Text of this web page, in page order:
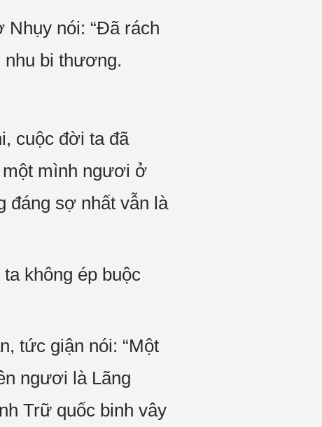
Nhụy nói: “Đã rách
nhu bi thương.
cuộc đời ta đã
mình ngươi ở
đáng sợ nhất vẫn là
không ép buộc
tức giận nói: “Một
ngươi là Lãng
Trữ quốc binh vây